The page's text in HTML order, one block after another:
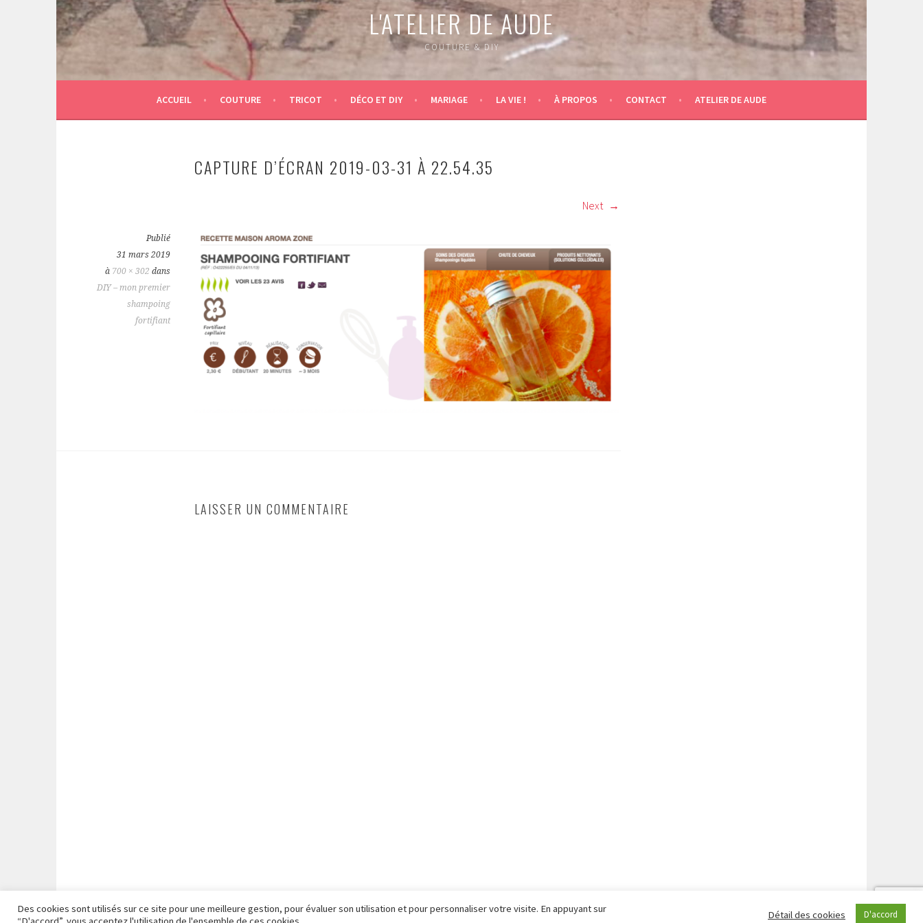
L'ATELIER DE AUDE
COUTURE & DIY
ACCUEIL COUTURE TRICOT DÉCO ET DIY MARIAGE LA VIE ! À PROPOS CONTACT ATELIER DE AUDE
CAPTURE D’ÉCRAN 2019-03-31 À 22.54.35
Next
Publié
31 mars 2019
à 700 × 302 dans
DIY – mon premier
shampoing
fortifiant
LAISSER UN COMMENTAIRE
FIÈREMENT PROPULSÉ PAR WORDPRESS |THÈME SELA PAR WORDPRESS.COM
Des cookies sont utilisés sur ce site pour une meilleure gestion, pour évaluer son utilisation et pour personnaliser votre visite. En appuyant sur
Détail des cookies D'accord